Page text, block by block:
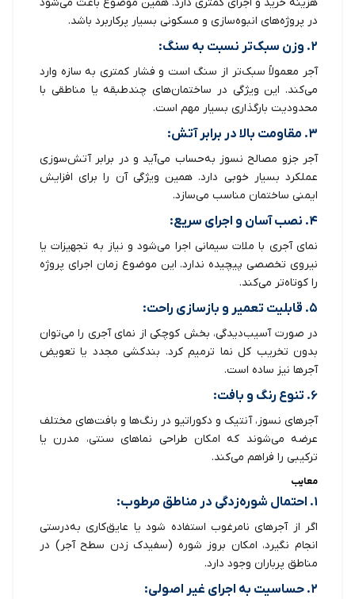
هزینه خرید و اجرای کمتری دارد. همین موضوع باعث می‌شود
در پروژه‌های انبوه‌سازی و مسکونی بسیار پرکاربرد باشد.
۲. وزن سبک‌تر نسبت به سنگ:
آجر معمولاً سبک‌تر از سنگ است و فشار کمتری به سازه وارد
می‌کند. این ویژگی در ساختمان‌های چندطبقه یا مناطقی با
محدودیت بارگذاری بسیار مهم است.
۳. مقاومت بالا در برابر آتش:
آجر جزو مصالح نسوز به‌حساب می‌آید و در برابر آتش‌سوزی
عملکرد بسیار خوبی دارد. همین ویژگی آن را برای افزایش
ایمنی ساختمان مناسب می‌سازد.
۴. نصب آسان و اجرای سریع:
نمای آجری با ملات سیمانی اجرا می‌شود و نیاز به تجهیزات یا
نیروی تخصصی پیچیده ندارد. این موضوع زمان اجرای پروژه
را کوتاه‌تر می‌کند.
۵. قابلیت تعمیر و بازسازی راحت:
در صورت آسیب‌دیدگی، بخش کوچکی از نمای آجری را می‌توان
بدون تخریب کل نما ترمیم کرد. بندکشی مجدد یا تعویض
آجرها نیز ساده است.
۶. تنوع رنگ و بافت:
آجرهای نسوز، آنتیک و دکوراتیو در رنگ‌ها و بافت‌های مختلف
عرضه می‌شوند که امکان طراحی نماهای سنتی، مدرن یا
ترکیبی را فراهم می‌کند.
معایب
۱. احتمال شوره‌زدگی در مناطق مرطوب:
اگر از آجرهای نامرغوب استفاده شود یا عایق‌کاری به‌درستی
انجام نگیرد، امکان بروز شوره (سفیدک زدن سطح آجر) در
مناطق پرباران وجود دارد.
۲. حساسیت به اجرای غیر اصولی: